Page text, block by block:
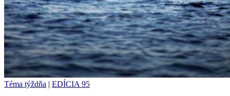
Téma týždňa | EDÍCIA 95